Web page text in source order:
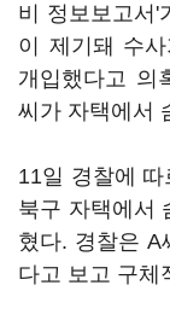
비 정보보고서'
이 제기돼 수
개입했다고 의
씨가 자택에서
11일 경찰에
북구 자택에서
혔다. 경찰은 A
다고 보고 구체